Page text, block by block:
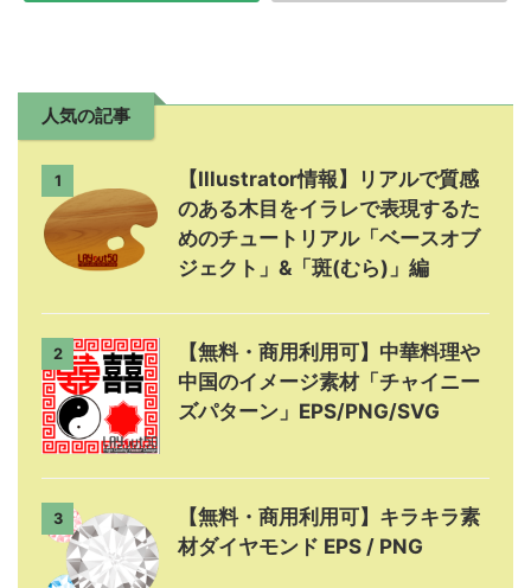
人気の記事
1
【Illustrator情報】リアルで質感
のある木目をイラレで表現するた
めのチュートリアル「ベースオブ
ジェクト」&「斑(むら)」編
2
【無料・商用利用可】中華料理や
中国のイメージ素材「チャイニー
ズパターン」EPS/PNG/SVG
3
【無料・商用利用可】キラキラ素
材ダイヤモンド EPS / PNG